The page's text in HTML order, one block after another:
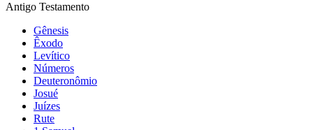
Antigo Testamento
Gênesis
Êxodo
Levítico
Números
Deuteronômio
Josué
Juízes
Rute